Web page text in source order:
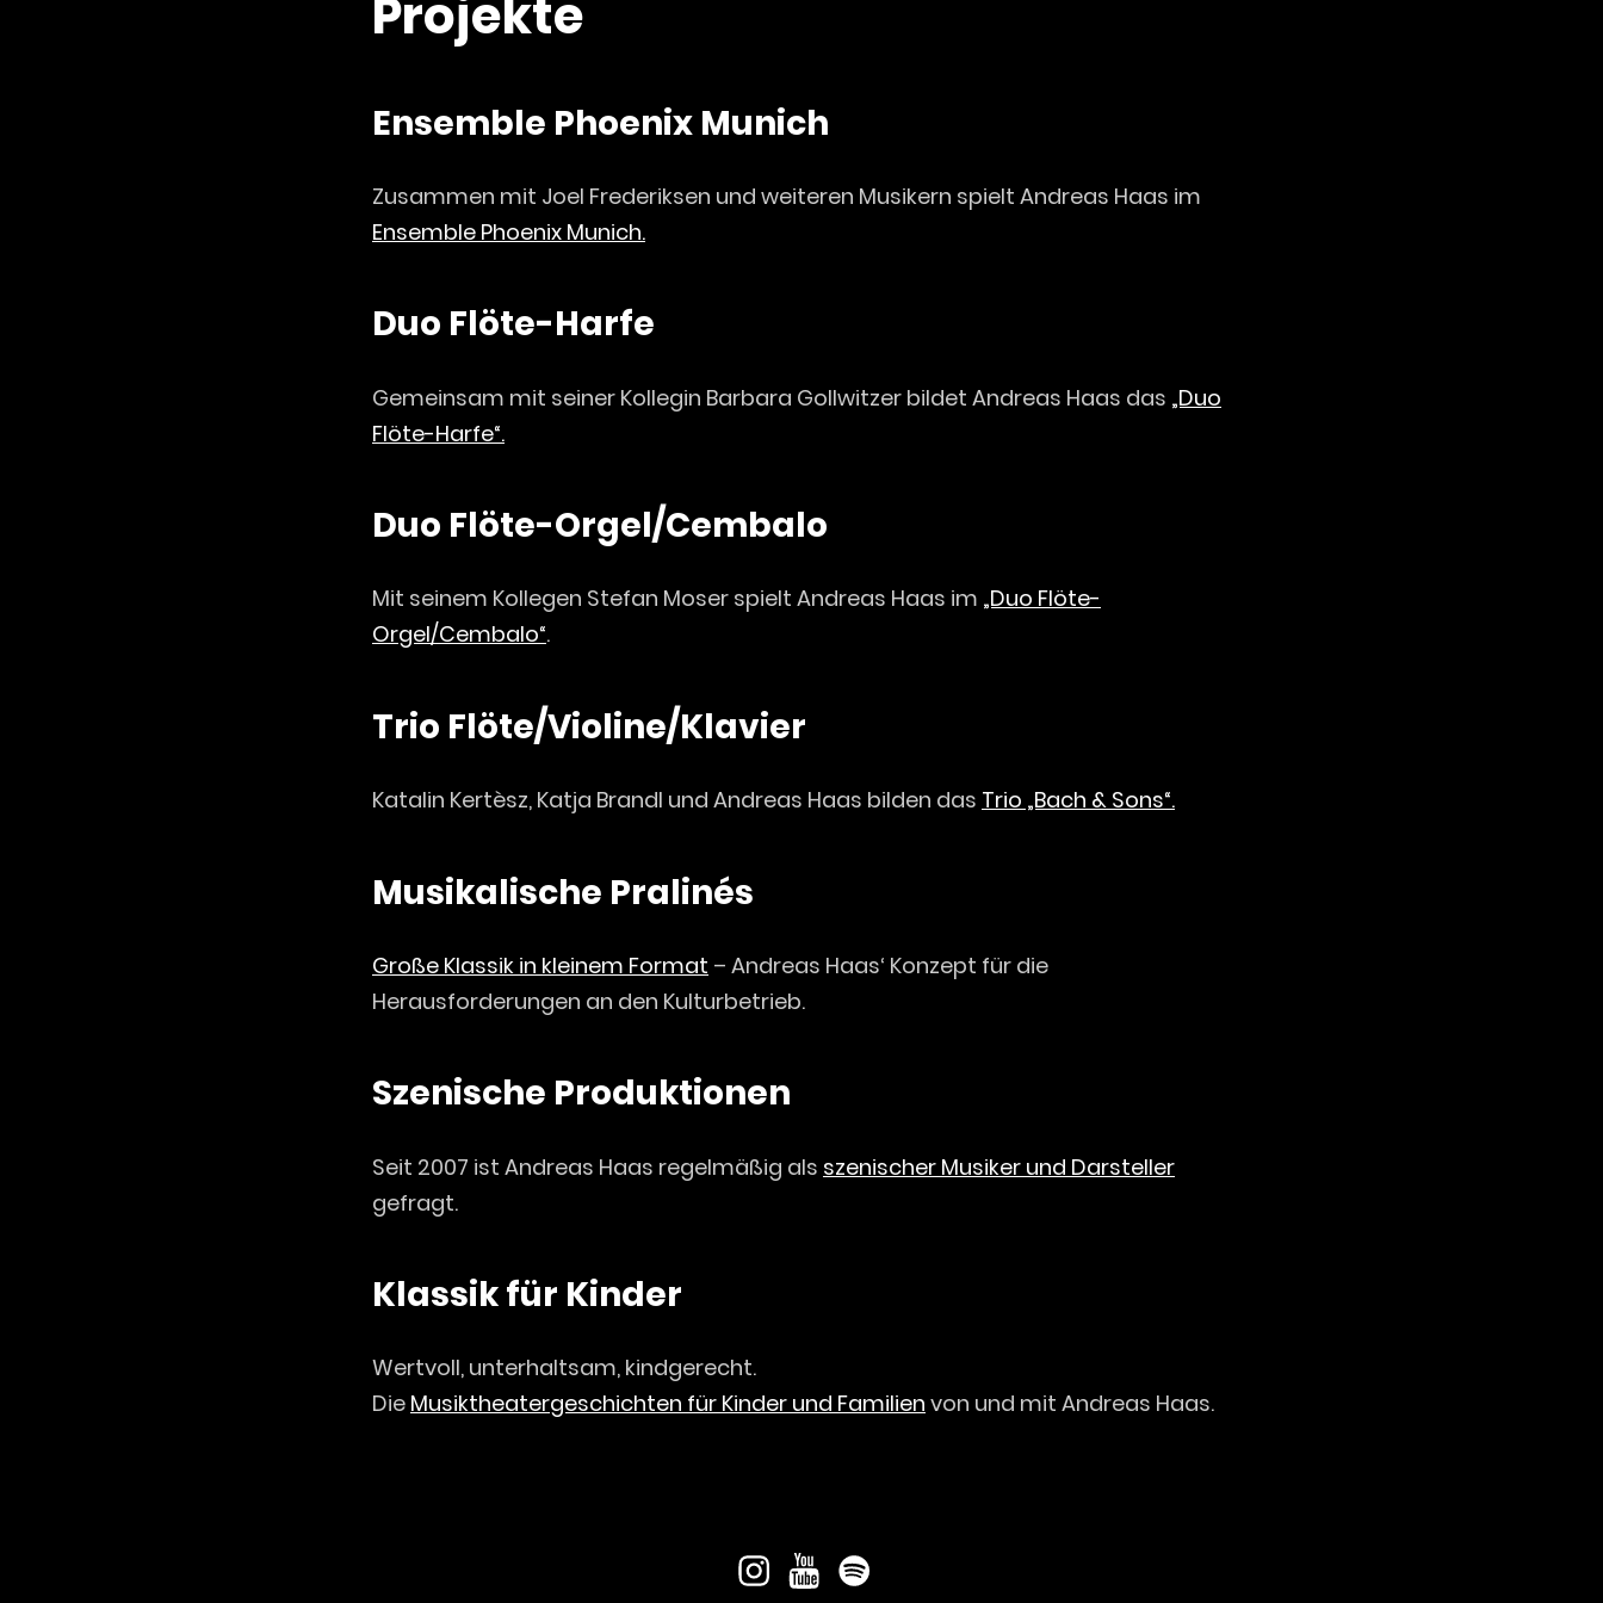
Projekte
Ensemble Phoenix Munich
Zusammen mit Joel Frederiksen und weiteren Musikern spielt Andreas Haas im
Ensemble Phoenix Munich.
Duo Flöte-Harfe
Gemeinsam mit seiner Kollegin Barbara Gollwitzer bildet Andreas Haas das „Duo
Flöte-Harfe“.
Duo Flöte-Orgel/Cembalo
Mit seinem Kollegen Stefan Moser spielt Andreas Haas im „Duo Flöte-
Orgel/Cembalo“.
Trio Flöte/Violine/Klavier
Katalin Kertèsz, Katja Brandl und Andreas Haas bilden das Trio „Bach & Sons“.
Musikalische Pralinés
Große Klassik in kleinem Format – Andreas Haas‘ Konzept für die
Herausforderungen an den Kulturbetrieb.
Szenische Produktionen
Seit 2007 ist Andreas Haas regelmäßig als szenischer Musiker und Darsteller
gefragt.
Klassik für Kinder
Wertvoll, unterhaltsam, kindgerecht.
Die Musiktheatergeschichten für Kinder und Familien von und mit Andreas Haas.
InstagramYoutubeSpotify